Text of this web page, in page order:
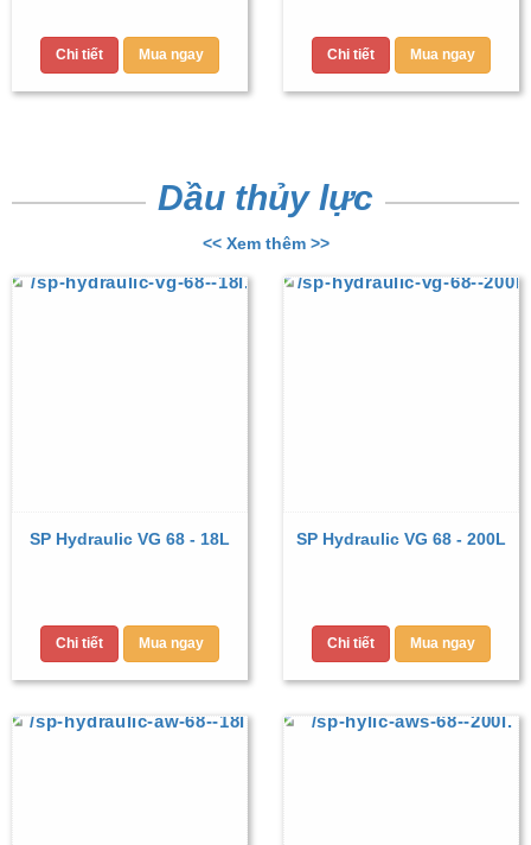
Chi tiết Mua ngay Chi tiết Mua ngay
Dầu thủy lực
<< Xem thêm >>
SP Hydraulic VG 68 - 18L
Chi tiết Mua ngay
SP Hydraulic VG 68 - 200L
Chi tiết Mua ngay